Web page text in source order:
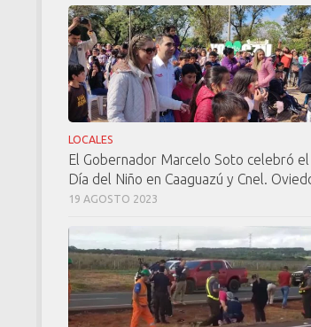
LOCALES
El Gobernador Marcelo Soto celebró el
Día del Niño en Caaguazú y Cnel.
19 AGOSTO 2023